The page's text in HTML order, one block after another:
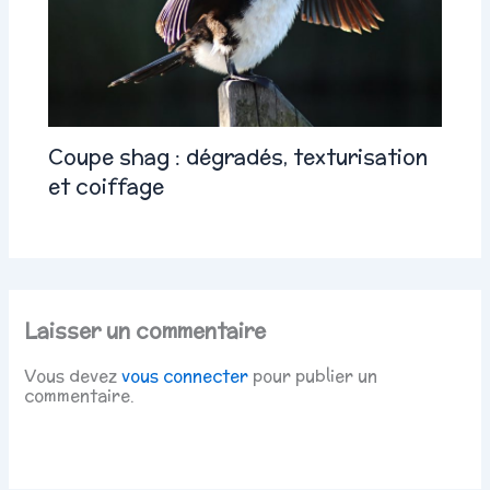
Coupe shag : dégradés, texturisation
et coiffage
Laisser un commentaire
Vous devezvous connecter pour publier un
commentaire.